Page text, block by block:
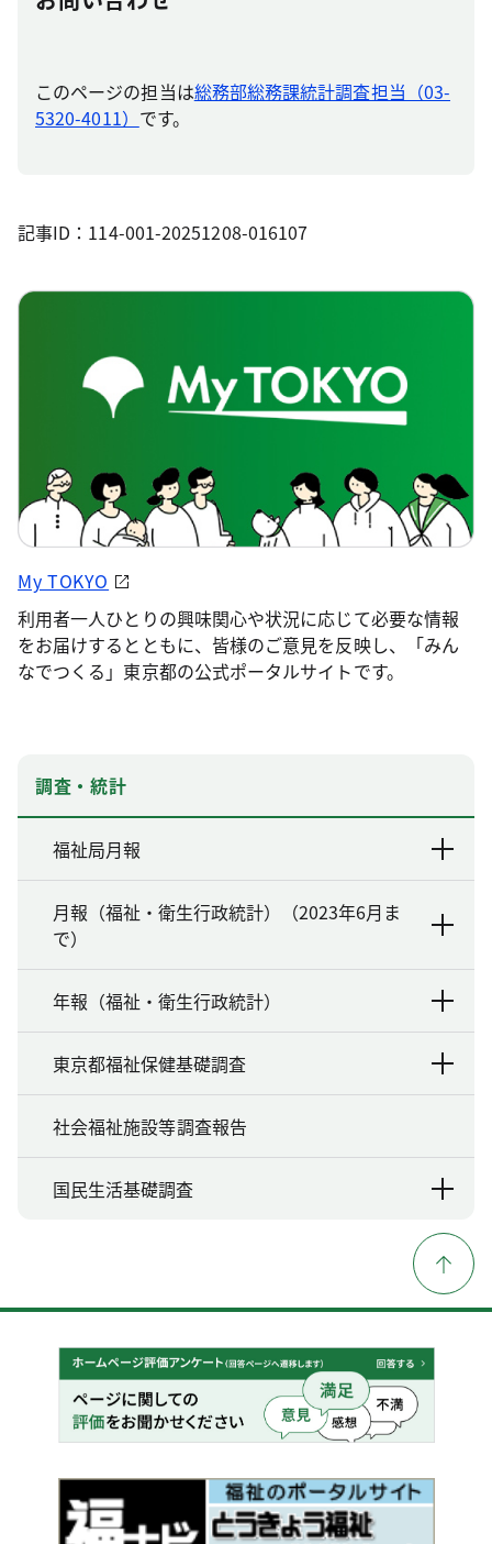
このページの担当は総務部総務課統計調査担当（03-
5320-4011） です。
記事ID：114-001-20251208-016107
My TOKYO
利用者一人ひとりの興味関心や状況に応じて必要な情報
をお届けするとともに、皆様のご意見を反映し、「みん
なでつくる」東京都の公式ポータルサイトです。
調査・統計
福祉局月報
月報（福祉・衛生行政統計）（2023年6月ま
で）
年報（福祉・衛生行政統計）
東京都福祉保健基礎調査
社会福祉施設等調査報告
国民生活基礎調査